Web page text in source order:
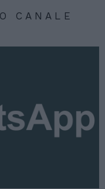
CANALE